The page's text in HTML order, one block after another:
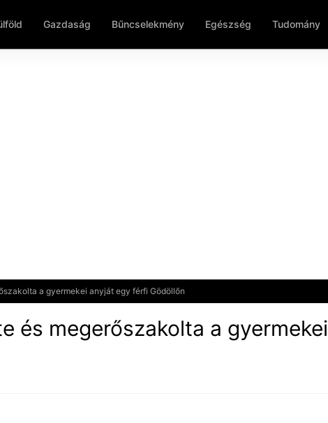
Gazdaság Bűncselekmény Egészség Tudomány
a gyermekei anyját egy férfi Gödöllőn
és megerőszakolta a gyermekei